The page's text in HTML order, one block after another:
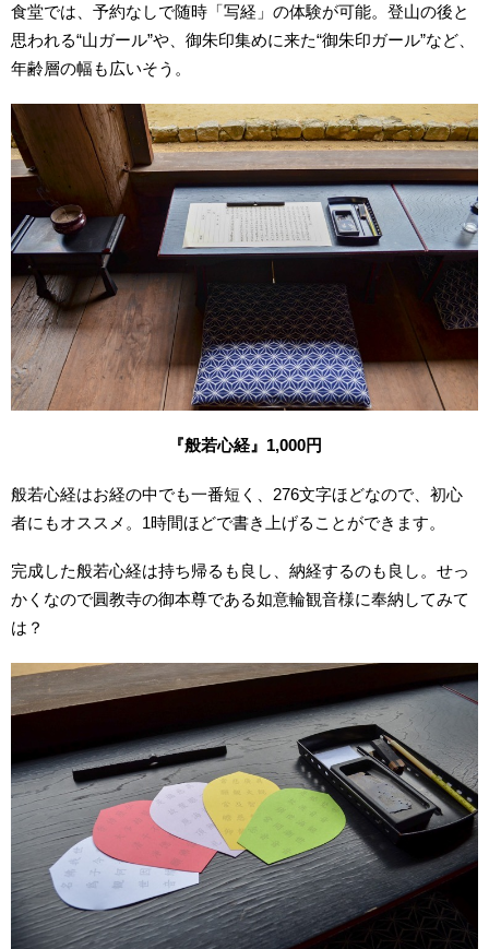
食堂では、予約なしで随時「写経」の体験が可能。登山の後と
思われる“山ガール”や、御朱印集めに来た“御朱印ガール”など、
年齢層の幅も広いそう。
『般若心経』1,000円
般若心経はお経の中でも一番短く、276文字ほどなので、初心
者にもオススメ。1時間ほどで書き上げることができます。
完成した般若心経は持ち帰るも良し、納経するのも良し。せっ
かくなので圓教寺の御本尊である如意輪観音様に奉納してみて
は？